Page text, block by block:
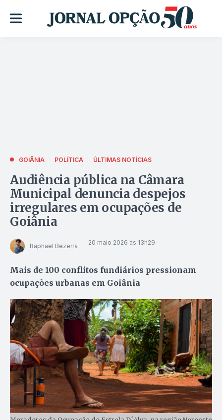
GOIÂNIA POLÍTICA ÚLTIMAS NOTÍCIAS
Audiência pública na Câmara
Municipal denuncia despejos
irregulares em ocupações de
Goiânia
Raphael Bezerra 20 maio 2026 às 13h29
Mais de 100 conflitos fundiários pressionam
ocupações urbanas em Goiânia